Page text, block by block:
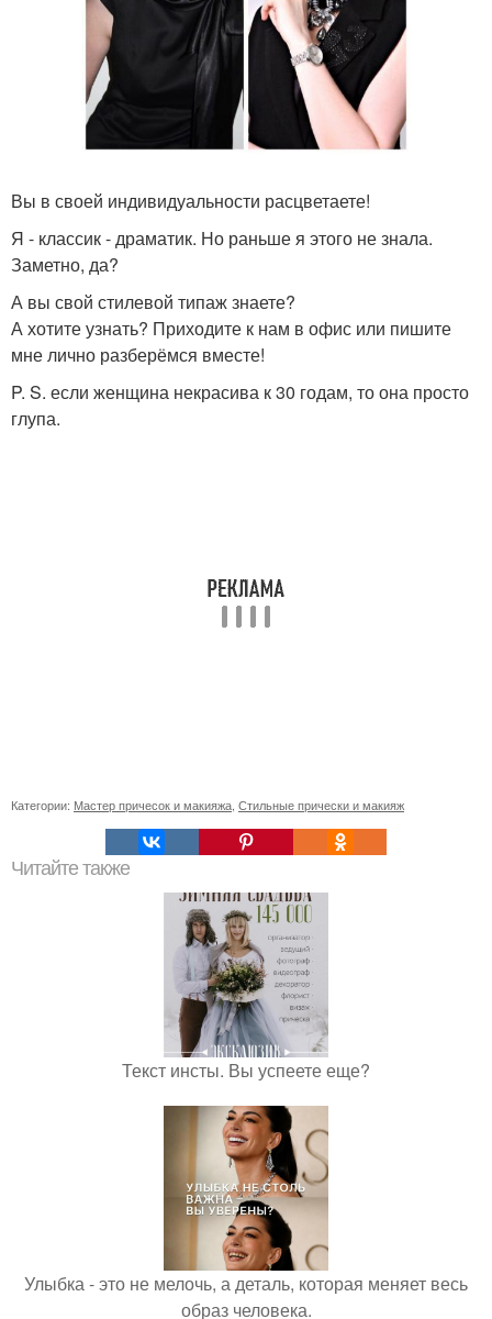
Вы в своей индивидуальности расцветаете!
Я - классик - драматик. Но раньше я этого не знала.
Заметно, да?
А вы свой стилевой типаж знаете?
А хотите узнать? Приходите к нам в офис или пишите
мне лично разберёмся вместе!
P. S. если женщина некрасива к 30 годам, то она просто
глупа.
Категории: Мастер причесок и макияжа Стильные прически и макияж
Читайте также
Текст инсты. Вы успеете еще?
Улыбка - это не мелочь, а деталь, которая меняет весь
образ человека.